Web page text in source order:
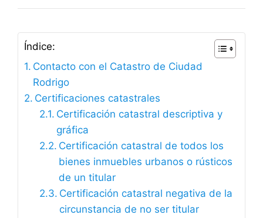
Índice:
Contacto con el Catastro de Ciudad
Rodrigo
Certificaciones catastrales
Certificación catastral descriptiva y
gráfica
Certificación catastral de todos los
bienes inmuebles urbanos o rústicos
de un titular
Certificación catastral negativa de la
circunstancia de no ser titular